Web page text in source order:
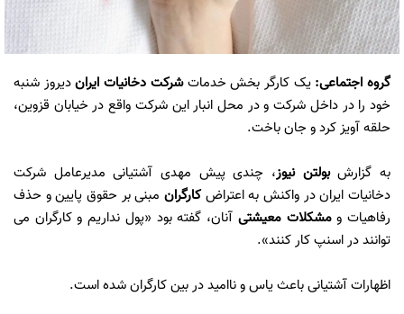
گروه اجتماعی: یک کارگر بخش خدماتشرکت دخانیات ایراندیروز شنبه
خود را در داخل شرکت و در محل انبار این شرکت واقع در خیابان قزوین،
حلقه آویز کرد و جان باخت.
به گزارشبولتن نیوز، چندی پیش مهدی آشتیانی مدیرعامل شرکت
دخانیات ایران در واکنش به اعتراضکارگران مبنی بر حقوق پایین و حذف
رفاهیات ومشکلات معیشتی آنان، گفته بود «پول نداریم و کارگران می
توانند در اسنپ کار کنند».
اظهارات آشتیانی باعث یاس و ناامید در بین کارگران شده است.